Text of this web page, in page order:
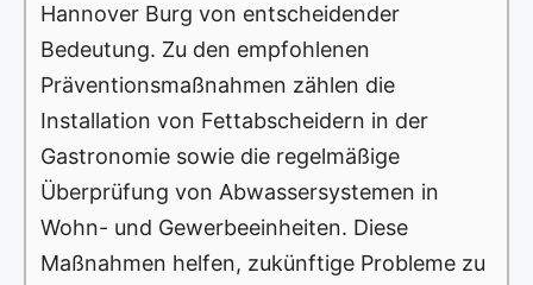
Hannover Burg von entscheidender
Bedeutung. Zu den empfohlenen
Präventionsmaßnahmen zählen die
Installation von Fettabscheidern in der
Gastronomie sowie die regelmäßige
Überprüfung von Abwassersystemen in
Wohn- und Gewerbeeinheiten. Diese
Maßnahmen helfen, zukünftige Probleme zu